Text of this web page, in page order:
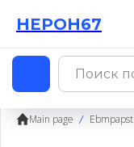
НЕРОН67
НЕРОН67
Main page Ebmpapst